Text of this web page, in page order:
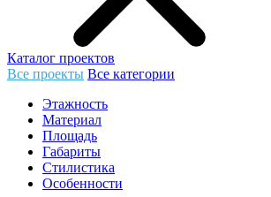
Каталог проектов
Все проекты Все категории
Этажность
Материал
Площадь
Габариты
Стилистика
Особенности